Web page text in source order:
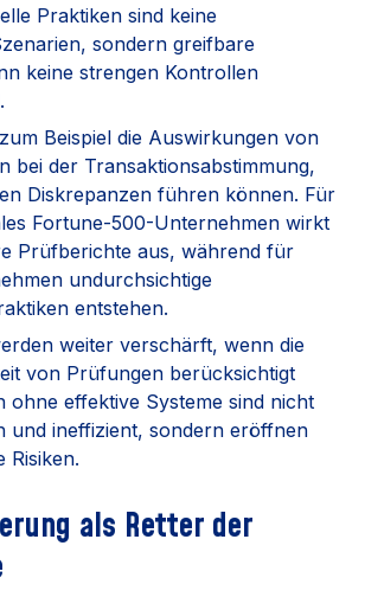
Praktiken sind keine
sondern greifbare
keine strengen Kontrollen
Beispiel die Auswirkungen von
bei der Transaktionsabstimmung,
Diskrepanzen führen können. Für
Fortune-500-Unternehmen wirkt
Prüfberichte aus, während für
undurchsichtige
entstehen.
weiter verschärft, wenn die
von Prüfungen berücksichtigt
ohne effektive Systeme sind nicht
und ineffizient, sondern eröffnen
Risiken.
als Retter der